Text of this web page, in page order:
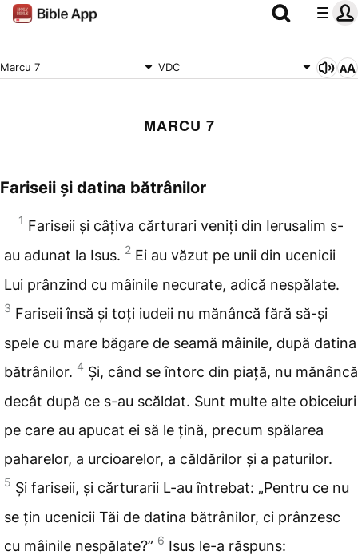
Marcu 7 VDC
MARCU 7
Fariseii și datina bătrânilor
1 Fariseii și câțiva cărturari veniți din Ierusalim s-
au adunat la Isus. 2 Ei au văzut pe unii din ucenicii
Lui prânzind cu mâinile necurate, adică nespălate.
3 Fariseii însă și toți iudeii nu mănâncă fără să-și
spele cu mare băgare de seamă mâinile, după datina
bătrânilor. 4 Și, când se întorc din piață, nu mănâncă
decât după ce s-au scăldat. Sunt multe alte obiceiuri
pe care au apucat ei să le țină, precum spălarea
paharelor, a urcioarelor, a căldărilor și a paturilor.
5 Și fariseii, și cărturarii L-au întrebat: „Pentru ce nu
se țin ucenicii Tăi de datina bătrânilor, ci prânzesc
cu mâinile nespălate?” 6 Isus le-a răspuns: